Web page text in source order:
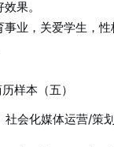
果。
事业，关爱学生，
样本（五）
社会化媒体运营/策